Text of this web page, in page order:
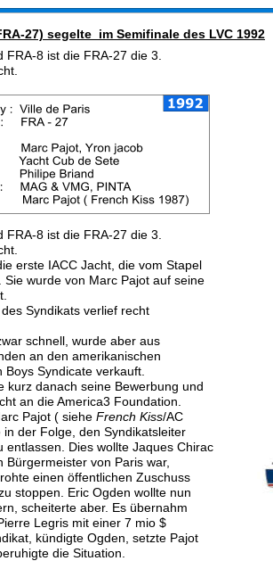
27) segelte  im Semifinale des LVC 1992
FRA-8 ist die FRA-27 die 3.
erste IACC Jacht, die vom Stapel
Sie wurde von Marc Pajot auf seine
Syndikats verlief recht
schnell, wurde aber aus
an den amerikanischen
Boys Syndicate verkauft.
kurz danach seine Bewerbung und
an die America3 Foundation.
Pajot ( siehe French Kiss/AC
in der Folge, den Syndikatsleiter
entlassen. Dies wollte Jaques Chirac
Bürgermeister von Paris war,
einen öffentlichen Zuschuss
stoppen. Eric Ogden wollte nun
scheiterte aber. Es übernahm
Legris mit einer 7 mio $
kündigte Ogden, setzte Pajot
die Situation.
FRA-8 ist die FRA-27 die 3.